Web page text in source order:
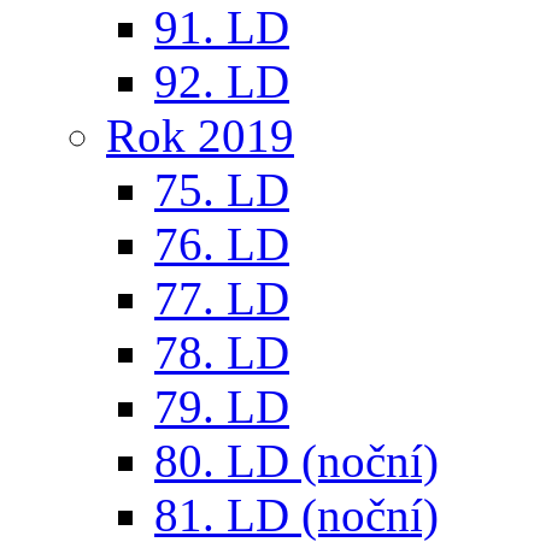
91. LD
92. LD
Rok 2019
75. LD
76. LD
77. LD
78. LD
79. LD
80. LD (noční)
81. LD (noční)